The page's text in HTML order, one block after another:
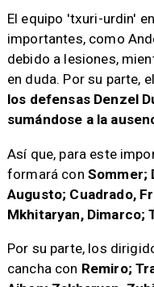
El equipo 'txuri-urdin'
importantes, como
debido a lesiones,
en duda. Por su parte, el
los defensas Denzel
sumándose a la
Así que, para este
formará con Sommer;
Augusto; Cuadrado,
Mkhitaryan, Dimarco;
Por su parte, los
cancha con Remiro;